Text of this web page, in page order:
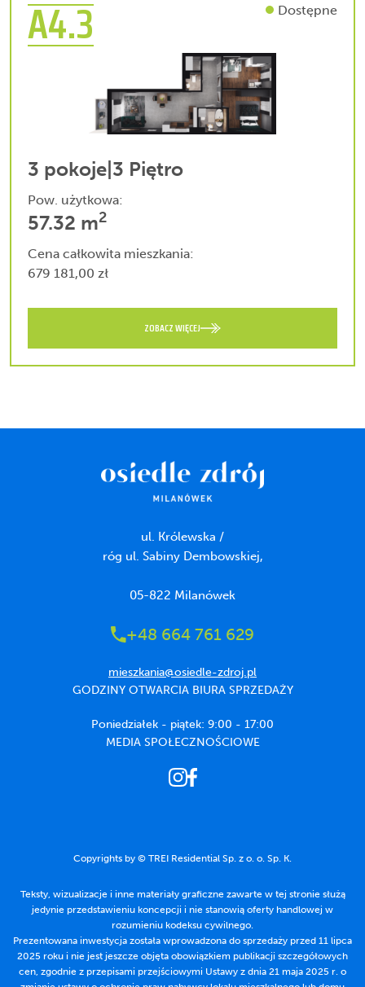
A4.3 Dostępne
3 pokoje 3 Piętro
Pow. użytkowa:
57.32 m2
Cena całkowita mieszkania:
679 181,00 zł
ZOBACZ WIĘCEJ
ul. Królewska /
róg ul. Sabiny Dembowskiej,
05-822 Milanówek
+48 664 761 629
mieszkania@osiedle-zdroj.pl
GODZINY OTWARCIA BIURA SPRZEDAŻY
Poniedziałek - piątek: 9:00 - 17:00
MEDIA SPOŁECZNOŚCIOWE
Copyrights by © TREI Residential Sp. z o. o. Sp. K.
Teksty, wizualizacje i inne materiały graficzne zawarte w tej stronie służą
jedynie przedstawieniu koncepcji i nie stanowią oferty handlowej w
rozumieniu kodeksu cywilnego.
Prezentowana inwestycja została wprowadzona do sprzedaży przed 11 lipca
2025 roku i nie jest jeszcze objęta obowiązkiem publikacji szczegółowych
cen, zgodnie z przepisami przejściowymi Ustawy z dnia 21 maja 2025 r. o